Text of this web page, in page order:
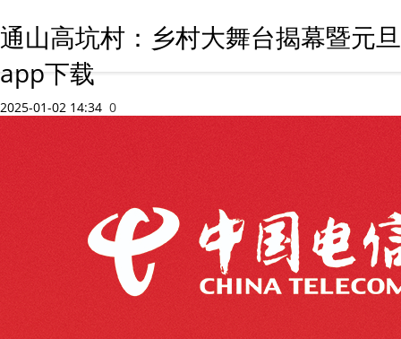
通山高坑村：乡村大舞台揭幕暨元
app下载
2025-01-02 14:34 0